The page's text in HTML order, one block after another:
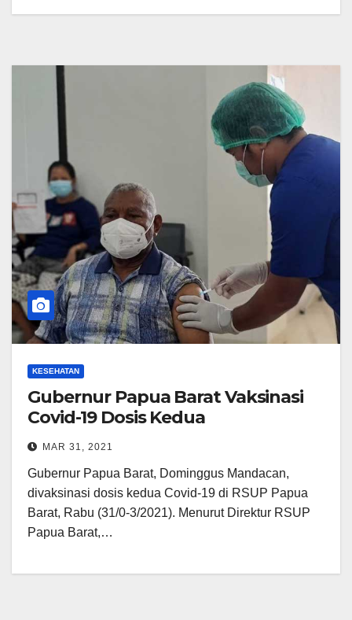
KESEHATAN
Gubernur Papua Barat Vaksinasi
Covid-19 Dosis Kedua
MAR 31, 2021
Gubernur Papua Barat, Dominggus Mandacan,
divaksinasi dosis kedua Covid-19 di RSUP Papua
Barat, Rabu (31/0-3/2021). Menurut Direktur RSUP
Papua Barat,…